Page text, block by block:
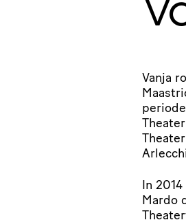
Vanja
In 2014
Mardo